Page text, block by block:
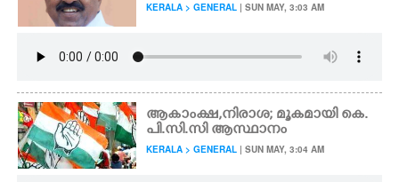
KERALA > GENERAL | SUN MAY, 3:03 AM
ആകാംക്ഷ,നിരാശ; മൂകമായി കെ.
പി.സി.സി ആസ്ഥാനം
KERALA > GENERAL | SUN MAY, 3:04 AM